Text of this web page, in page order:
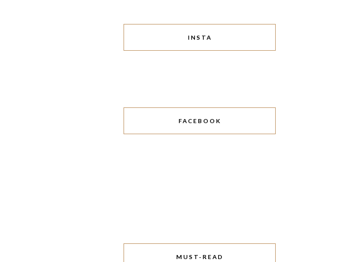
INSTA
FACEBOOK
MUST-READ